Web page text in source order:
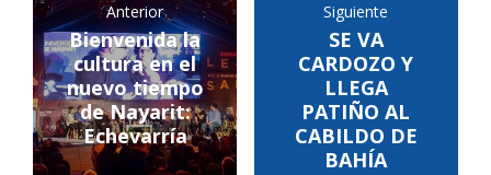
Anterior
Bienvenida la
cultura en el
nuevo tiempo
de Nayarit:
Echevarría
Siguiente
SE VA
CARDOZO Y
LLEGA
PATIÑO AL
CABILDO DE
BAHÍA